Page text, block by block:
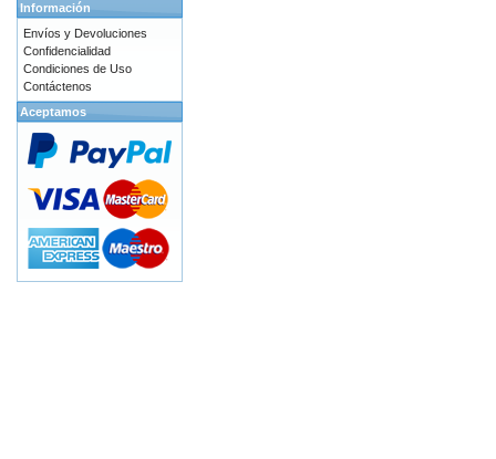
Información
Envíos y Devoluciones
Confidencialidad
Condiciones de Uso
Contáctenos
Aceptamos